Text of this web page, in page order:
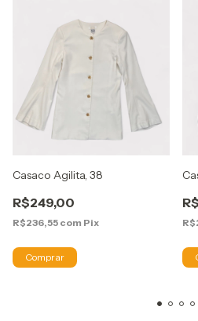
Casaco Agilita, 38
R$249,00
R$236,55 com Pix